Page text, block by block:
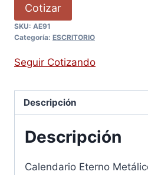
Cotizar
SKU: AE91
Categoría: ESCRITORIO
Seguir Cotizando
Descripción
Descripción
Calendario Eterno